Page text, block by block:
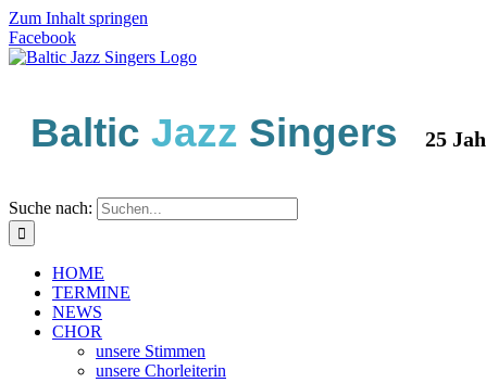
Zum Inhalt springen
Facebook
Baltic Jazz Singers 25
Suche nach:
HOME
TERMINE
NEWS
CHOR
unsere Stimmen
unsere Chorleiterin